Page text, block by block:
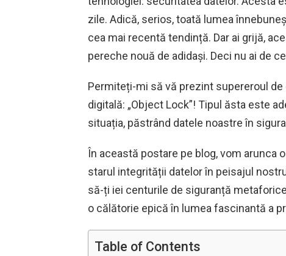
zile. Adică, serios, toată lumea
cea mai recentă tendință. Dar ai grijă,
pereche nouă de adidași. Deci nu ai de
Permiteți-mi să vă prezint supereroul
digitală: „Object Lock”! Tipul ăsta este
situația, păstrând datele noastre în
În această postare pe blog, vom arunca
starul integrității datelor în peisajul
să-ți iei centurile de siguranță
o călătorie epică în lumea fascinantă a
Table of Contents